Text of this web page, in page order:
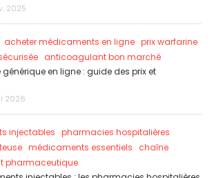
2025
acheter médicaments en ligne prix warfarine
anticoagulant bon marché
en ligne : guide des prix et
2026
injectables pharmacies hospitalières
médicaments essentiels
chaîne
pharmaceutique